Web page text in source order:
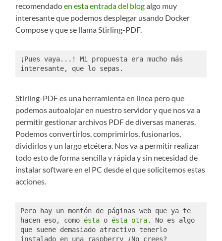
recomendadoen esta entrada del blogalgo muy
interesante que podemos desplegar usando Docker
Compose y que se llama Stirling-PDF.
¡Pues vaya...! Mi propuesta era mucho más
interesante, que lo sepas.
Stirling-PDF es una herramienta en línea pero que
podemos autoalojar en nuestro servidor y que nos va a
permitir gestionar archivos PDF de diversas maneras.
Podemos convertirlos, comprimirlos, fusionarlos,
dividirlos y un largo etcétera. Nos va a permitir realizar
todo esto de forma sencilla y rápida y sin necesidad de
instalar software en el PC desde el que solicitemos estas
acciones.
Pero hay un montón de páginas web que ya te
hacen eso, como ésta o ésta otra. No es algo
que suene demasiado atractivo tenerlo
instalado en una raspberry ¿No crees?